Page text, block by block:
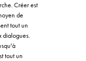
Créer est
de
tout un
dialogues.
tout un